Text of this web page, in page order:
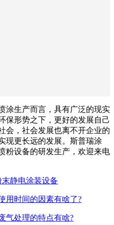
涂生产而言，具有广泛的现实
保形势之下，更好的发展自己
会，社会发展也离不开企业的
现更长远的发展。斯普瑞涂
粉设备的研发生产，欢迎来电
末静电涂装设备
用时间的因素有啥了?
气处理的特点有啥?